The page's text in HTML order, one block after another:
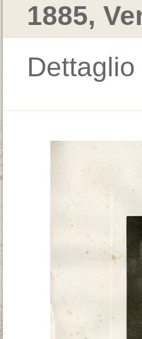
1885,
Dettaglio